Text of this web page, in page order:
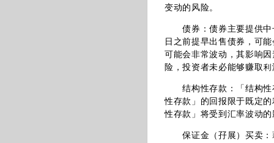
变动的风险。
债券：债券主要提供中
日之前提早出售债券，可
可能会非常波动，其影响
险，投资者未必能够赚取
结构性存款：「结构性
性存款」的回报限于既定
性存款」将受到汇率波动
保证金（孖展）买卖：